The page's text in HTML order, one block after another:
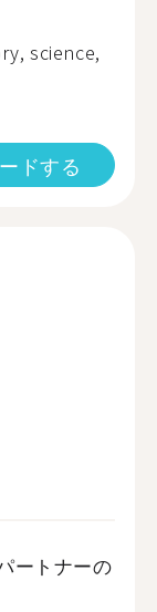
science,
ドする
ートナーの